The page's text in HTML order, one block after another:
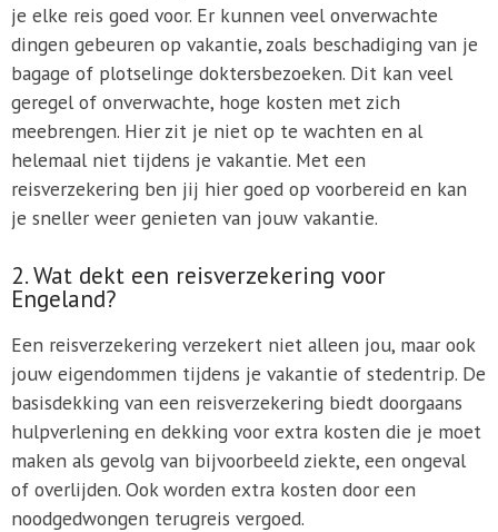
je elke reis goed voor. Er kunnen veel onverwachte
dingen gebeuren op vakantie, zoals beschadiging van je
bagage of plotselinge doktersbezoeken. Dit kan veel
geregel of onverwachte, hoge kosten met zich
meebrengen. Hier zit je niet op te wachten en al
helemaal niet tijdens je vakantie. Met een
reisverzekering ben jij hier goed op voorbereid en kan
je sneller weer genieten van jouw vakantie.
2. Wat dekt een reisverzekering voor
Engeland?
Een reisverzekering verzekert niet alleen jou, maar ook
jouw eigendommen tijdens je vakantie of stedentrip. De
basisdekking van een reisverzekering biedt doorgaans
hulpverlening en dekking voor extra kosten die je moet
maken als gevolg van bijvoorbeeld ziekte, een ongeval
of overlijden. Ook worden extra kosten door een
noodgedwongen terugreis vergoed.